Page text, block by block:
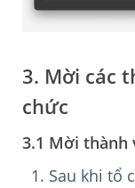
3. Mời các
chức
3.1 Mời thành
Sau khi tổ